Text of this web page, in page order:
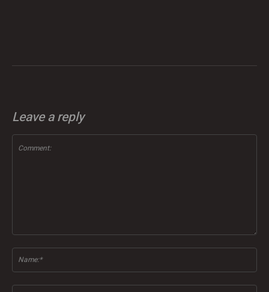
Leave a reply